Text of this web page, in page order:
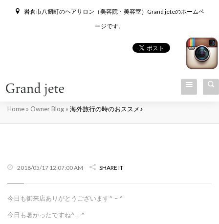
岩倉市八剱町のヘアサロン（美容院・美容室）Grand jeteのホームペ
ージです。
海外旅行の時のおススメ♪
Home » Owner Blog » 海外旅行の時のおススメ♪
2018/05/17 12:07:00 AM SHARE IT
今日も御来店ありがとうございます^ – ^
今日も暑かったですね^ – ^